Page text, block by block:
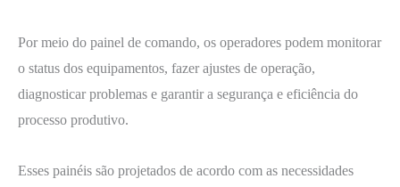
Por meio do painel de comando, os operadores podem monitorar
o status dos equipamentos, fazer ajustes de operação,
diagnosticar problemas e garantir a segurança e eficiência do
processo produtivo.
Esses painéis são projetados de acordo com as necessidades